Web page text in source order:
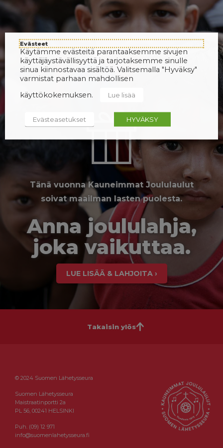
Tänä vuonna Kauneimmat Joululaulut
soivat maailman lasten puolesta.
Anna joululahja,
joka vaikuttaa.
LUE LISÄÄ & LAHJOITA ›
Takaisin ylös
© 2024 Suomen Lähetysseura
Suomen Lähetysseura
Maistraatinportti 2a
PL 56, 00241 HELSINKI
Puh. (09) 12 971
info@suomenlahetysseura.fi
Evästeet
Käytämme evästeitä parantaaksemme sivujen
käyttäjäystävällisyyttä ja tarjotaksemme sinulle
sinua kiinnostavaa sisältöä. Valitsemalla "Hyväksy"
varmistat parhaan mahdollisen
käyttökokemuksen.
Lue lisää
Evästeasetukset HYVÄKSY